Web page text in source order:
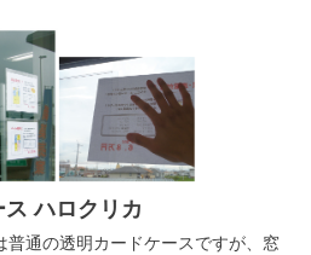
ハロクリカ
普通の透明カードケースですが、窓